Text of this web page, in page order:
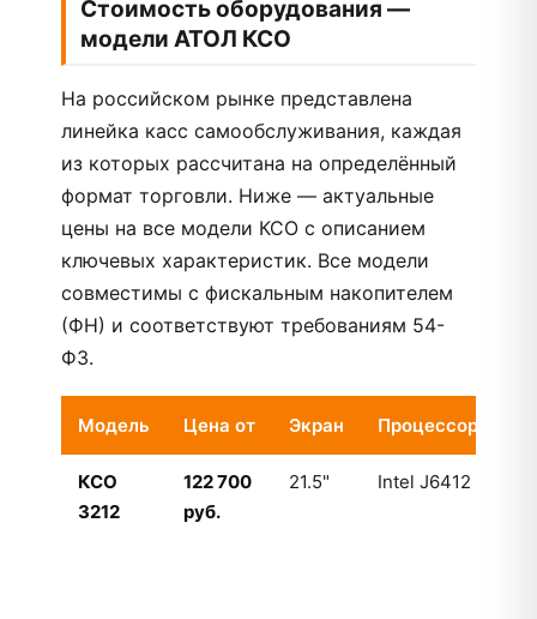
Стоимость оборудования —
модели АТОЛ КСО
На российском рынке представлена
линейка касс самообслуживания, каждая
из которых рассчитана на определённый
формат торговли. Ниже — актуальные
цены на все модели КСО с описанием
ключевых характеристик. Все модели
совместимы с фискальным накопителем
(ФН) и соответствуют требованиям 54-
ФЗ.
Модель Цена от Экран Процессор
КСО
3212
122 700
руб.
21.5" Intel J6412